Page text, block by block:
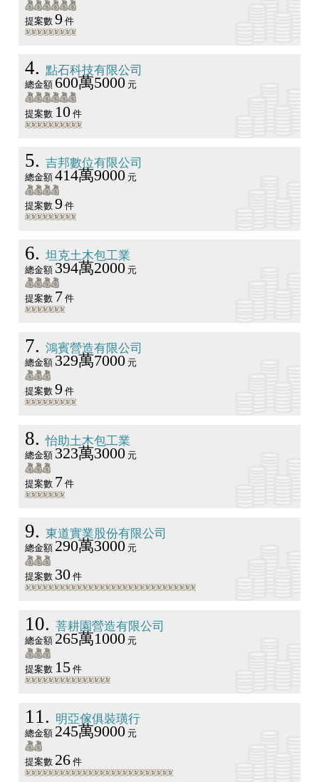
提案數 9 件
4 點石科技有限公司
總金額 600萬5000元
提案數 10件
5 吉邦數位有限公司
總金額 414萬9000元
提案數 9 件
6 坦克土木包工業
總金額 394萬2000元
提案數 7 件
7 鴻賓營造有限公司
總金額 329萬7000元
提案數 9 件
8 怡助土木包工業
總金額 323萬3000元
提案數 7 件
9 東道實業股份有限公司
總金額 290萬3000元
提案數 30件
10 菩耕園營造有限公司
總金額 265萬1000元
提案數 15件
11 明亞傢俱裝璜行
總金額 245萬9000元
提案數 26件